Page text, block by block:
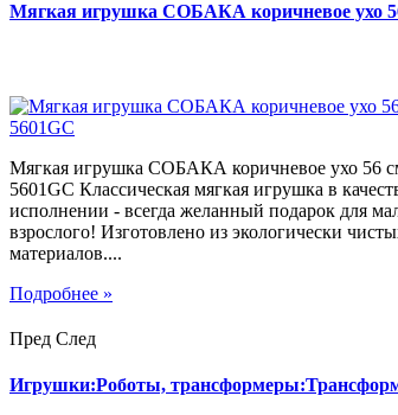
Мягкая игрушка СОБАКА коричневое ухо
Мягкая игрушка СОБАКА коричневое ухо 56
5601GC Классическая мягкая игрушка в
исполнении - всегда желанный подарок для
взрослого! Изготовлено из экологически
материалов....
Подробнее »
Пред След
Игрушки:Роботы,